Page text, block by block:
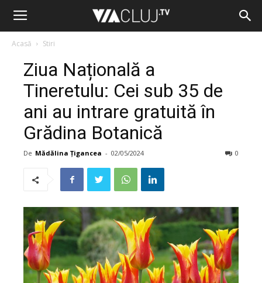
Acasă Stiri
Ziua Națională a
Tineretulu: Cei sub 35 de
ani au intrare gratuită în
Grădina Botanică
De Mădălina Țigancea - 02/05/2024 0